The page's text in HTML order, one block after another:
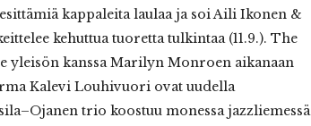
kappaleita laulaa ja soi Aili Ikonen &
kehuttua tuoretta tulkintaa (11.9.). The
yleisön kanssa Marilyn Monroen aikanaan
Kalevi Louhivuori ovat uudella
trio koostuu monessa jazzliemessä